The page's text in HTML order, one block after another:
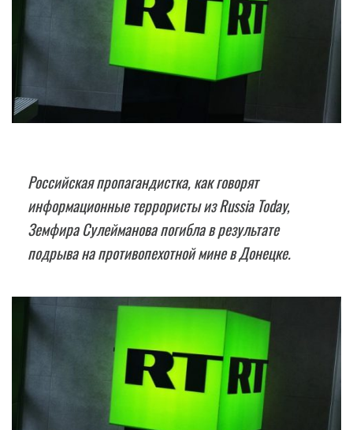
Российская пропагандистка, как говорят
информационные террористы из Russia Today,
Земфира Сулейманова погибла в результате
подрыва на противопехотной мине в Донецке.